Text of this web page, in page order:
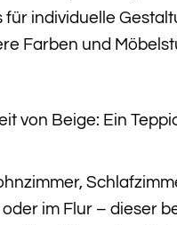
für individuelle
Farben und
von Beige: Ein
im Flur – dieser